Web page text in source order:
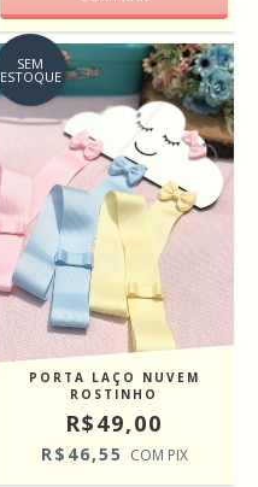
SEM
ESTOQUE
PORTA LAÇO NUVEM
ROSTINHO
R$49,00
R$46,55 COM PIX